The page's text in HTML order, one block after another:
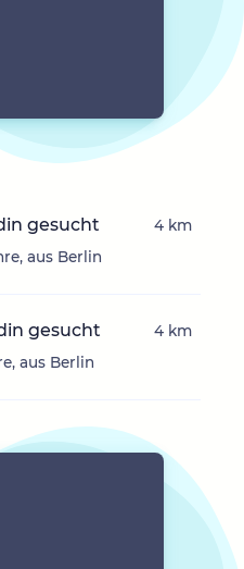
gesucht
aus Berlin
4 km
gesucht
aus Berlin
4 km